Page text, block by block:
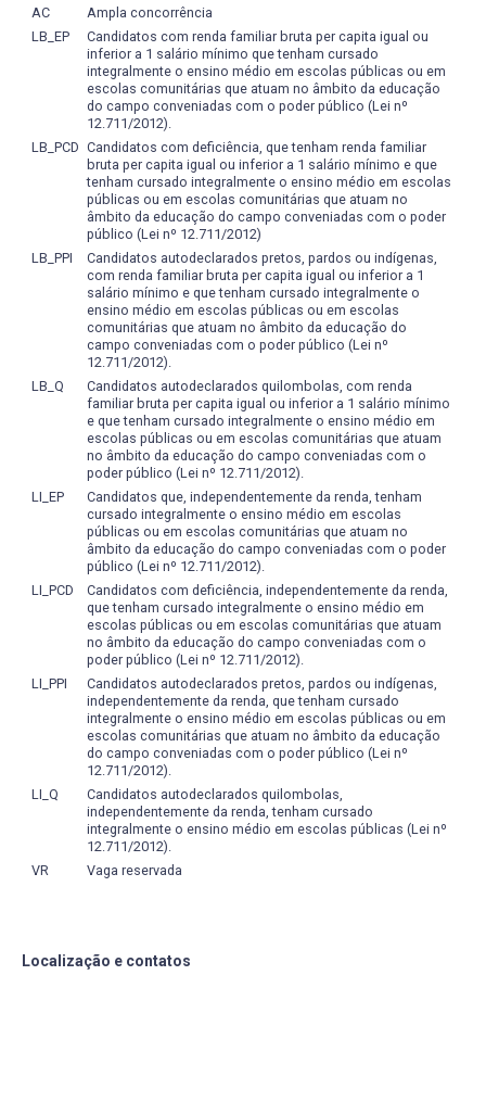
trabalho docente, levando-o a tomar decisões e a buscar
alternativas, para atender às necessidades dos diferentes
contextos socioculturais e educacionais.
A avaliação no Curso de Licenciatura em Letras -
Português e Espanhol tem um caráter permanente e
fundamenta-se nos planos de ensino e nas práticas
sociais e pedagógicas dos professores, cujo papel é
facilitar e mediar a aprendizagem e estimular o discente
a desenvolver seus próprios meios de assimilação e
aprendizagem. Parte-se do entendimento de que a
avaliação da docência no ensino superior envolve
questões éticas, ideológicas, políticas, culturais, didático-
pedagógicas e técnicas. Além disso, deve voltar-se para o
que a sociedade espera do futuro professorado e da
educação institucionalizada, que deve acompanhar as
constantes mudanças políticas, sociais e mercadológicas.
Tradução Teatral – Shakespeare em back-translation
Período: 26/05/2014 – 27/07/2018
Beatriz Viegas Faria
Descrição do sistema linguístico do português, com
ênfase na fonologia e na morfologia
Período: 30/11/2008 – 30/12/2014
Cintia da Costa Alcântara
Sobre o conhecimento linguístico de L2/LE e sua
(inter)relação com o PB como língua materna
Período: 18/03/2012 – 18/03/2016
Cintia da Costa Alcântara
Intertexto e Latinoamérica – vozes e estilhaços mais
Período: 02/10/2012 – 03/10/2017
Claudia Lorena Vouto da Fonseca
Competências e habilidades do Redator e Revisor de
Textos – perspectiva profissional
Período: 21/05/2014 a 31/07/2015
Cleide Inês Wittke
O texto/gênero textual como objeto de estudo no ensino
de língua: estratégias para desenvolver a capacidade
leitora e seus efeitos na expressão escrita
Período: 19/07/2013 a 17/07/2015
Cleide Inês Wittke
Releituras do medievo: a recepção da Idade Média
(Mittelalterrezeption) do século XIX ao XXI
O mundo que (des)conhecemos: examinando as
AC
Ampla concorrência
LB_EP
Candidatos com renda familiar bruta per capita igual ou
inferior a 1 salário mínimo que tenham cursado
integralmente o ensino médio em escolas públicas ou em
escolas comunitárias que atuam no âmbito da educação
do campo conveniadas com o poder público (Lei nº
12.711/2012).
LB_PCD Candidatos com deficiência, que tenham renda familiar
bruta per capita igual ou inferior a 1 salário mínimo e que
tenham cursado integralmente o ensino médio em escolas
públicas ou em escolas comunitárias que atuam no
âmbito da educação do campo conveniadas com o poder
público (Lei nº 12.711/2012)
LB_PPI
Candidatos autodeclarados pretos, pardos ou indígenas,
com renda familiar bruta per capita igual ou inferior a 1
salário mínimo e que tenham cursado integralmente o
ensino médio em escolas públicas ou em escolas
comunitárias que atuam no âmbito da educação do
campo conveniadas com o poder público (Lei nº
12.711/2012).
LB_Q
Candidatos autodeclarados quilombolas, com renda
familiar bruta per capita igual ou inferior a 1 salário mínimo
e que tenham cursado integralmente o ensino médio em
escolas públicas ou em escolas comunitárias que atuam
no âmbito da educação do campo conveniadas com o
poder público (Lei nº 12.711/2012).
LI_EP
Candidatos que, independentemente da renda, tenham
cursado integralmente o ensino médio em escolas
públicas ou em escolas comunitárias que atuam no
âmbito da educação do campo conveniadas com o poder
público (Lei nº 12.711/2012).
LI_PCD
Candidatos com deficiência, independentemente da renda,
que tenham cursado integralmente o ensino médio em
escolas públicas ou em escolas comunitárias que atuam
no âmbito da educação do campo conveniadas com o
poder público (Lei nº 12.711/2012).
LI_PPI
Candidatos autodeclarados pretos, pardos ou indígenas,
independentemente da renda, que tenham cursado
integralmente o ensino médio em escolas públicas ou em
escolas comunitárias que atuam no âmbito da educação
do campo conveniadas com o poder público (Lei nº
12.711/2012).
LI_Q
Candidatos autodeclarados quilombolas,
independentemente da renda, tenham cursado
integralmente o ensino médio em escolas públicas (Lei nº
12.711/2012).
VR
Vaga reservada
Localização e contatos